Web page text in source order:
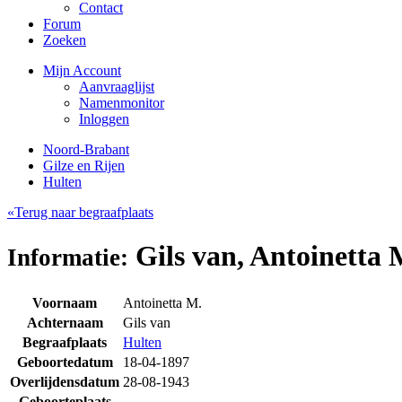
Contact
Forum
Zoeken
Mijn Account
Aanvraaglijst
Namenmonitor
Inloggen
Noord-Brabant
Gilze en Rijen
Hulten
«Terug naar begraafplaats
Informatie: Gils van, Antoinetta
Voornaam
Antoinetta M.
Achternaam
Gils van
Begraafplaats
Hulten
Geboortedatum
18-04-1897
Overlijdensdatum 28-08-1943